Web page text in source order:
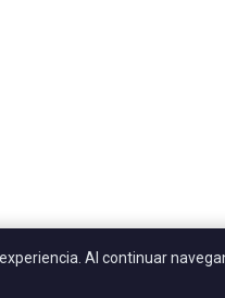
Al continuar